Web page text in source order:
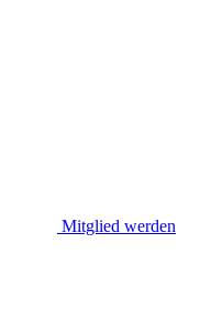
Mitglied werden